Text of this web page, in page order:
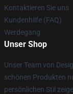
Kontaktieren Sie uns
Kundenhilfe (FAQ)
Werdegang
Unser Shop
Unser Team von
schönen Produkten
persönlichen Stil